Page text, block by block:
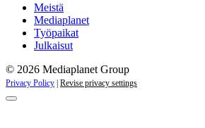
kampanjat
Meistä
Mediaplanet
Työpaikat
Julkaisut
© 2026 Mediaplanet Group
Privacy Policy Revise privacy settings